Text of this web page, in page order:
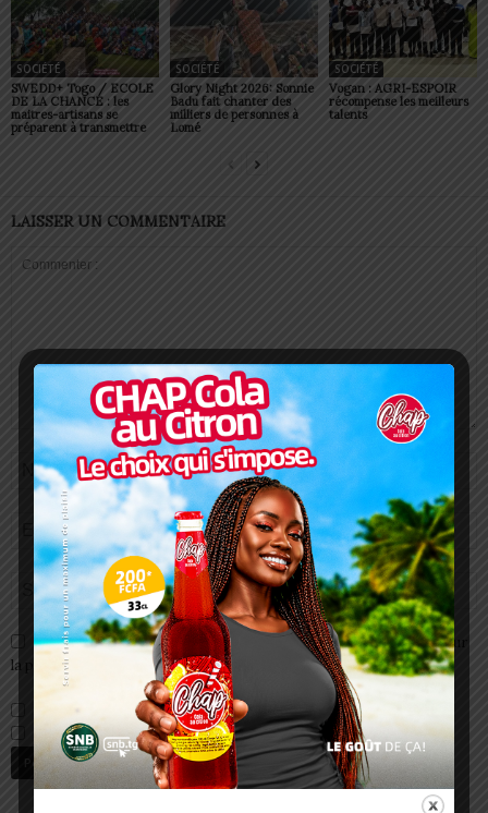
SOCIÉTÉ
SWEDD+ Togo / ECOLE
DE LA CHANCE : les
maitres-artisans se
préparent à transmettre
SOCIÉTÉ
Glory Night 2026: Sonnie
Badu fait chanter des
milliers de personnes à
Lomé
SOCIÉTÉ
Vogan : AGRI-ESPOIR
récompense les meilleurs
talents
LAISSER UN COMMENTAIRE
Enregistrer mon nom, email et site web dans ce navigateur pour
la prochaine fois que je commenterai.
Prévenez-moi de tous les nouveaux commentaires par e-mail.
Prévenez-moi de tous les nouveaux articles par e-mail.